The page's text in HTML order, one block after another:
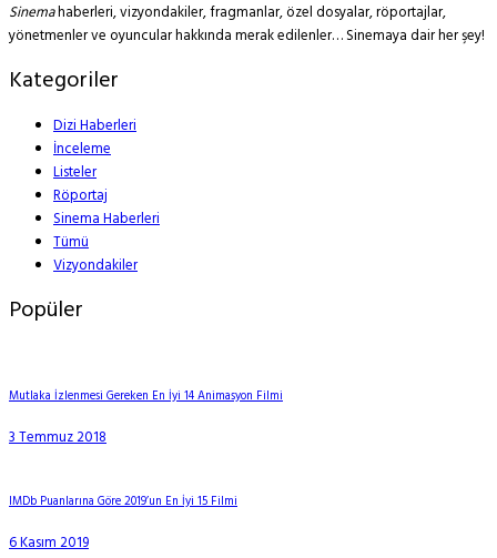
Sinemahaberleri, vizyondakiler, fragmanlar, özel dosyalar, röportajlar,
yönetmenler ve oyuncular hakkında merak edilenler… Sinemaya dair her şey!
Kategoriler
Dizi Haberleri
İnceleme
Listeler
Röportaj
Sinema Haberleri
Tümü
Vizyondakiler
Popüler
Mutlaka İzlenmesi Gereken En İyi 14 Animasyon Filmi
3 Temmuz 2018
IMDb Puanlarına Göre 2019’un En İyi 15 Filmi
6 Kasım 2019